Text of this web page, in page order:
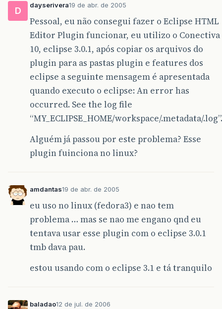
D
dayserivera19 de abr. de 2005
Pessoal, eu não consegui fazer o Eclipse HTML
Editor Plugin funcionar, eu utilizo o Conectiva
10, eclipse 3.0.1, após copiar os arquivos do
plugin para as pastas plugin e features dos
eclipse a seguinte mensagem é apresentada
quando executo o eclipse: An error has
occurred. See the log file
“MY_ECLIPSE_HOME/workspace/.metadata/.log”.
Alguém já passou por este problema? Esse
plugin fuinciona no linux?
amdantas19 de abr. de 2005
eu uso no linux (fedora3) e nao tem
problema … mas se nao me engano qnd eu
tentava usar esse plugin com o eclipse 3.0.1
tmb dava pau.
estou usando com o eclipse 3.1 e tá tranquilo
baladao12 de jul. de 2006